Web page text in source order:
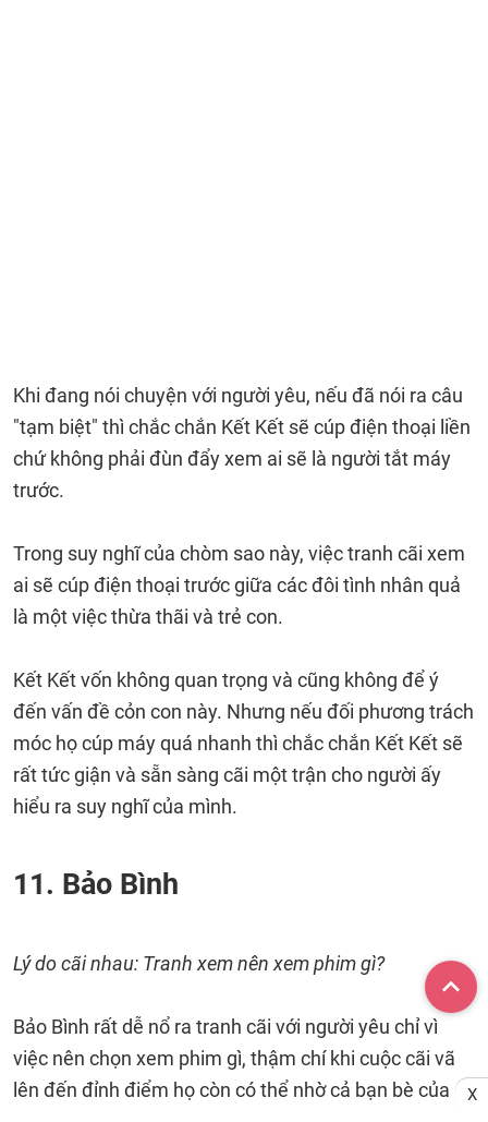
Khi đang nói chuyện với người yêu, nếu đã nói ra câu
"tạm biệt" thì chắc chắn Kết Kết sẽ cúp điện thoại liền
chứ không phải đùn đẩy xem ai sẽ là người tắt máy
trước.
Trong suy nghĩ của chòm sao này, việc tranh cãi xem
ai sẽ cúp điện thoại trước giữa các đôi tình nhân quả
là một việc thừa thãi và trẻ con.
Kết Kết vốn không quan trọng và cũng không để ý
đến vấn đề cỏn con này. Nhưng nếu đối phương trách
móc họ cúp máy quá nhanh thì chắc chắn Kết Kết sẽ
rất tức giận và sẵn sàng cãi một trận cho người ấy
hiểu ra suy nghĩ của mình.
11. Bảo Bình
Lý do cãi nhau: Tranh xem nên xem phim gì?
Bảo Bình rất dễ nổ ra tranh cãi với người yêu chỉ vì
việc nên chọn xem phim gì, thậm chí khi cuộc cãi vã
lên đến đỉnh điểm họ còn có thể nhờ cả bạn bè của
X